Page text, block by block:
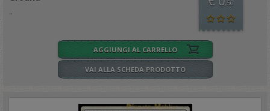
..
,50
AGGIUNGI AL CARRELLO
VAI ALLA SCHEDA PRODOTTO